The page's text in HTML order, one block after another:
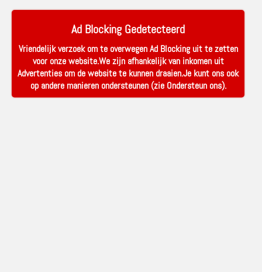
Ad Blocking Gedetecteerd
Vriendelijk verzoek om te overwegen Ad Blocking uit te zetten
voor onze website.We zijn afhankelijk van inkomen uit
Advertenties om de website te kunnen draaien.Je kunt ons ook
op andere manieren ondersteunen (zie Ondersteun ons).